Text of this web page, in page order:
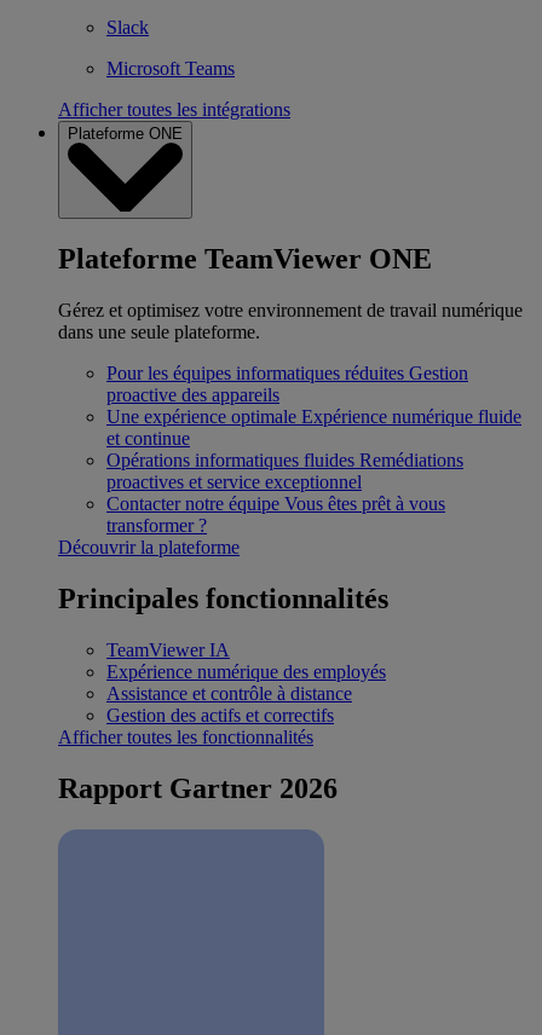
Slack
Microsoft Teams
Afficher toutes les intégrations
Plateforme ONE
Plateforme TeamViewer ONE
Gérez et optimisez votre environnement de travail numérique
dans une seule plateforme.
Pour les équipes informatiques réduites Gestion
proactive des appareils
Une expérience optimale Expérience numérique fluide
et continue
Opérations informatiques fluides Remédiations
proactives et service exceptionnel
Contacter notre équipe Vous êtes prêt à vous
transformer ?
Découvrir la plateforme
Principales fonctionnalités
TeamViewer IA
Expérience numérique des employés
Assistance et contrôle à distance
Gestion des actifs et correctifs
Afficher toutes les fonctionnalités
Rapport Gartner 2026